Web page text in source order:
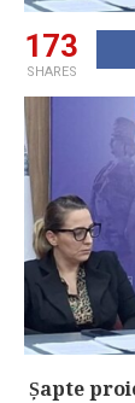
173
SHARES
Șapte